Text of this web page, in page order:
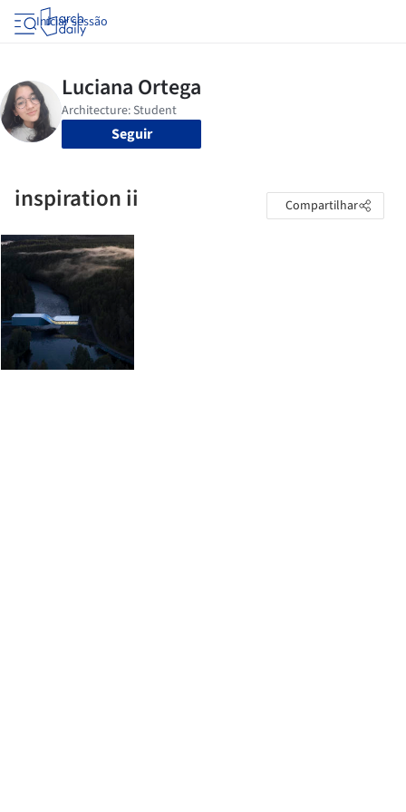
Iniciar sessão
Seguir
inspiration ii Compartilhar